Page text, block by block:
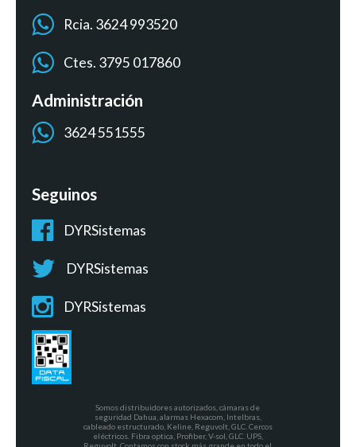
Rcia. 3624 993520
Ctes. 3795 017860
Administración
3624 551555
Seguinos
DYRSistemas
DYRSistemas
DYRSistemas
Somos distribuidores autorizados, cámaras de
seguridad Dahua, alarmas Hexacom, Intelbras,
cableado estructurado, Keline, Reguvolt, GLC. Cercos
eléctricos. Fibra optica, Profiber, V-sol, GLC. UPS,